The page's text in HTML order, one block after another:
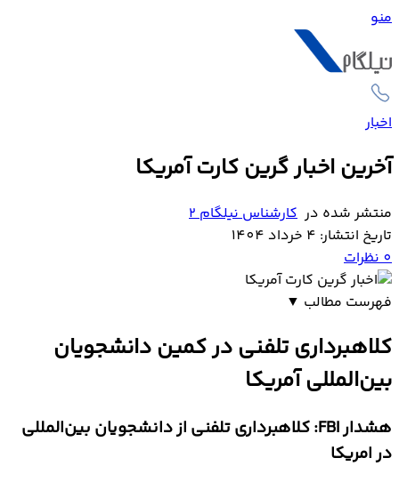
منو
اخبار
آخرین اخبار گرین کارت آمریکا
منتشر شده در کارشناس نیلگام 2
تاریخ انتشار: 4 خرداد 1404
0نظرات
فهرست مطالب ▼
کلاهبرداری تلفنی در کمین دانشجویان بین‌المللی آمریکا
کلاهبرداری تلفنی در کمین دانشجویان
بین‌المللی آمریکا
هشدار FBI: کلاهبرداری تلفنی از دانشجویان بین‌المللی
در امریکا